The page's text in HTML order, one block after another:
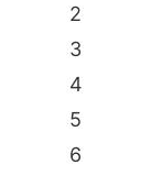
2
3
4
5
6